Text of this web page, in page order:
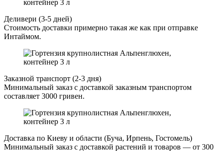
Деливери (3-5 дней)
Стоимость доставки примерно такая же как при отправке
Интаймом.
Заказной транспорт (2-3 дня)
Минимальный заказ с доставкой заказным транспортом
составляет 3000 гривен.
Доставка по Киеву и области (Буча, Ирпень, Гостомель)
Минимальный заказ с доставкой растений и товаров — от 300